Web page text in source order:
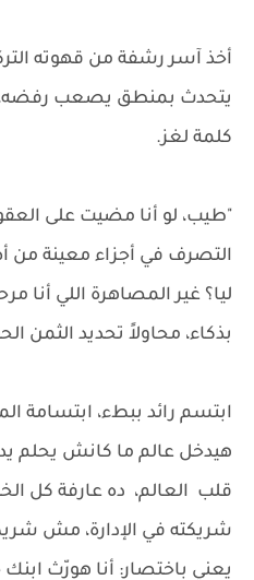
أخذ آسر رشفة من قهوته
يتحدث بمنطق يصعب رفضه،
كلمة لغز.
"طيب، لو أنا مضيت على
التصرف في أجزاء معينة من
ليا؟ غير المصاهرة اللي
بذكاء، محاولاً تحديد الثمن
ابتسم رائد ببطء، ابتسامة
هيدخل عالم ما كانش يحلم
قلب العالم، ده عارفة كل
شريكته في الإدارة، مش
يعني باختصار: أنا هورّث